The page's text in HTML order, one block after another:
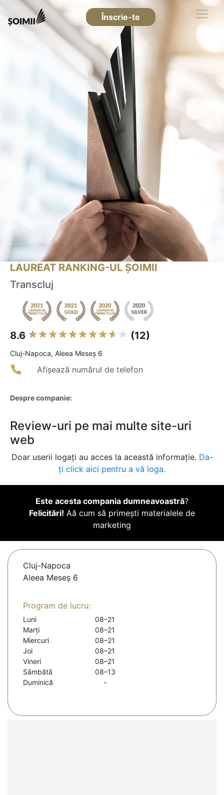
Înscrie-te
LAUREAT RANKING-UL ȘOIMII
Transcluj
8.6 (12)
Cluj-Napoca, Aleea Meseș 6
Afișează numărul de telefon
Despre companie:
Review-uri pe mai multe site-uri
web
Doar userii logați au acces la această informație. Da-
ți click aici pentru a vă loga.
Este acesta compania dumneavoastră?
Felicitări! Aă cum să primești materialele de
marketing
Cluj-Napoca
Aleea Meseș 6
Program de lucru:
Luni
08–21
Marți
08–21
Miercuri
08–21
Joi
08–21
Vineri
08–21
Sâmbătă
08–13
Duminică
-